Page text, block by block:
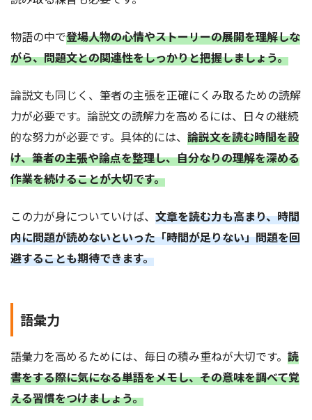
物語の中で登場人物の心情やストーリーの展開を理解しな
がら、問題文との関連性をしっかりと把握しましょう。
論説文も同じく、筆者の主張を正確にくみ取るための読解
力が必要です。論説文の読解力を高めるには、日々の継続
的な努力が必要です。具体的には、 論説文を読む時間を設
け、筆者の主張や論点を整理し、自分なりの理解を深める
作業を続けることが大切です。
この力が身についていけば、 文章を読む力も高まり、時間
内に問題が読めないといった「時間が足りない」問題を回
避することも期待できます。
語彙力
語彙力を高めるためには、毎日の積み重ねが大切です。 読
書をする際に気になる単語をメモし、その意味を調べて覚
える習慣をつけましょう。